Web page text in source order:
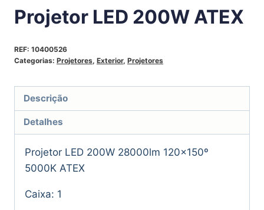
Projetor LED 200W ATEX
REF: 10400526
Categorias: Projetores, Exterior, Projetores
Descrição
Detalhes
Projetor LED 200W 28000lm 120×150º
5000K ATEX
Caixa: 1